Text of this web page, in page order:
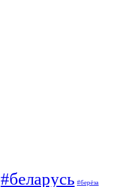
#беларусь #берёза